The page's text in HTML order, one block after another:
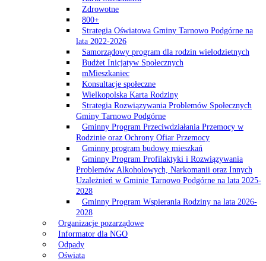
Zdrowotne
800+
Strategia Oświatowa Gminy Tarnowo Podgórne na
lata 2022-2026
Samorządowy program dla rodzin wielodzietnych
Budżet Inicjatyw Społecznych
mMieszkaniec
Konsultacje społeczne
Wielkopolska Karta Rodziny
Strategia Rozwiązywania Problemów Społecznych
Gminy Tarnowo Podgórne
Gminny Program Przeciwdziałania Przemocy w
Rodzinie oraz Ochrony Ofiar Przemocy
Gminny program budowy mieszkań
Gminny Program Profilaktyki i Rozwiązywania
Problemów Alkoholowych, Narkomanii oraz Innych
Uzależnień w Gminie Tarnowo Podgórne na lata 2025-
2028
Gminny Program Wspierania Rodziny na lata 2026-
2028
Organizacje pozarządowe
Informator dla NGO
Odpady
Oświata